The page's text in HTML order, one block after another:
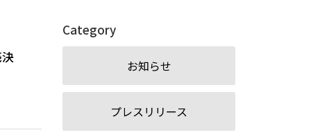
Category
お知らせ
プレスリリース